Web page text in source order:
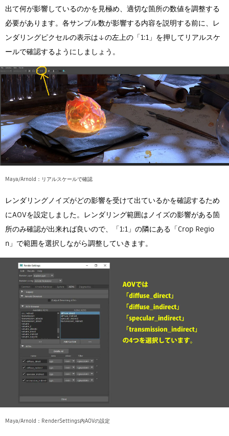
出て何が影響しているのかを見極め、適切な箇所の数値を調整する
必要があります。各サンプル数が影響する内容を説明する前に、レ
ンダリングピクセルの表示は↓の左上の「1:1」を押してリアルスケ
ールで確認するようにしましょう。
Maya/Arnold：リアルスケールで確認
レンダリングノイズがどの影響を受けて出ているかを確認するため
にAOVを設定しました。レンダリング範囲はノイズの影響がある箇
所のみ確認が出来れば良いので、「1:1」の隣にある「Crop Regio
n」で範囲を選択しながら調整していきます。
Maya/Arnold：RenderSettings内AOVの設定